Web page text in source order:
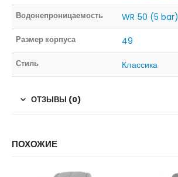
Водонепроницаемость WR 50 (5 bar)
Размер корпуса 49
Стиль Классика
ОТЗЫВЫ (0)
ПОХОЖИЕ